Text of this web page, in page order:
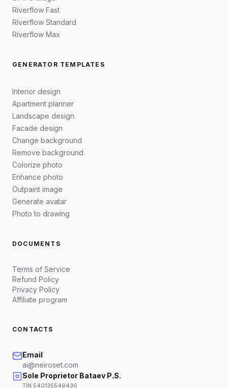
Riverflow Fast
Riverflow Standard
Riverflow Max
GENERATOR TEMPLATES
Interior design
Apartment planner
Landscape design
Facade design
Change background
Remove background
Colorize photo
Enhance photo
Outpaint image
Generate avatar
Photo to drawing
DOCUMENTS
Terms of Service
Refund Policy
Privacy Policy
Affiliate program
CONTACTS
Email
ai@neiroset.com
Sole Proprietor Bataev P.S.
TIN 540135549436